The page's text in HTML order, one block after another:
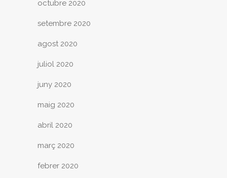
octubre 2020
setembre 2020
agost 2020
juliol 2020
juny 2020
maig 2020
abril 2020
març 2020
febrer 2020